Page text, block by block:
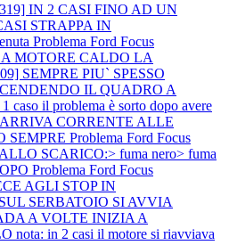
IN 2 CASI FINO AD UN
STRAPPA IN
Problema Ford Focus
MOTORE CALDO LA
SEMPRE PIU` SPESSO
IL QUADRO A
il problema è sorto dopo avere
CORRENTE ALLE
SEMPRE Problema Ford Focus
SCARICO:> fuma nero> fuma
Problema Ford Focus
AGLI STOP IN
SERBATOIO SI AVVIA
A VOLTE INIZIA A
in 2 casi il motore si riavviava